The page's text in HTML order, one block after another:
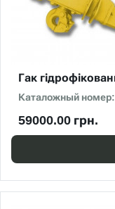
Гак
Каталожный номер:
59000.00 грн.